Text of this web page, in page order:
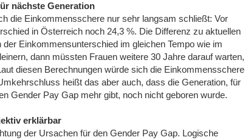
nächste Generation
die Einkommensschere nur sehr langsam schließt: Vor
in Österreich noch 24,3 %. Die Differenz zu aktuellen
Einkommensunterschied im gleichen Tempo wie im
dann müssten Frauen weitere 30 Jahre darauf warten,
diesen Berechnungen würde sich die Einkommensschere
heißt das aber auch, dass die Generation, für
Gender Pay Gap mehr gibt, noch nicht geboren wurde.
erklärbar
der Ursachen für den Gender Pay Gap. Logische